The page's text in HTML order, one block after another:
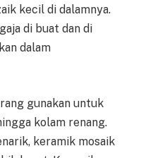
kecil di dalamnya.
di buat dan di
dalam
gunakan untuk
kolam renang.
keramik mosaik